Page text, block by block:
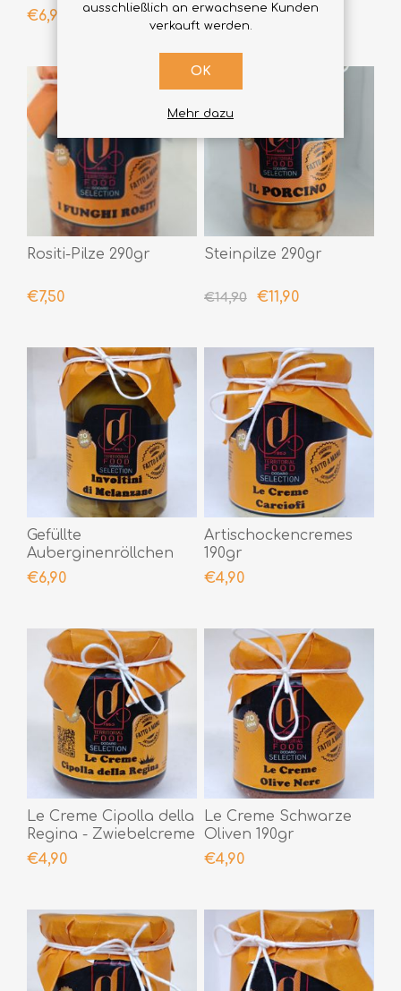
€6,90
€5,90
Rositi-Pilze 290gr
€7,50
Steinpilze 290gr
€14,90 €11,90
Gefüllte
Auberginenröllchen
290gr
€6,90
Artischockencremes
190gr
€4,90
Le Creme Cipolla della
Regina - Zwiebelcreme
- 190gr
€4,90
Le Creme Schwarze
Oliven 190gr
€4,90
ausschließlich an erwachsene Kunden
verkauft werden.
OK
Mehr dazu